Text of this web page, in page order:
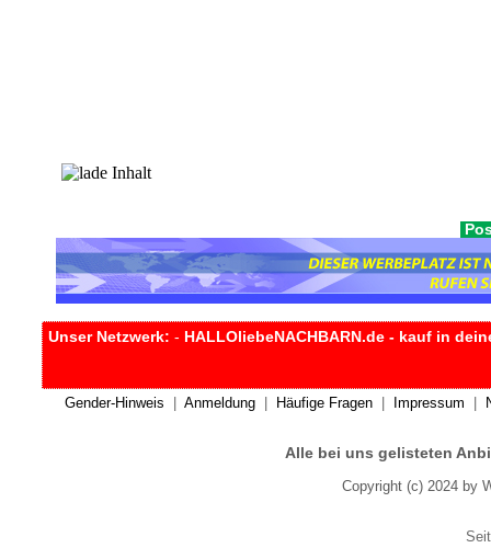
Unser Netzwerk: - HALLOliebeNACHBARN.de - kauf in
Gender-Hinweis Anmeldung| Häufige Fragen| Impressum
Alle bei uns gelisteten
Copyright (c) 2024 by